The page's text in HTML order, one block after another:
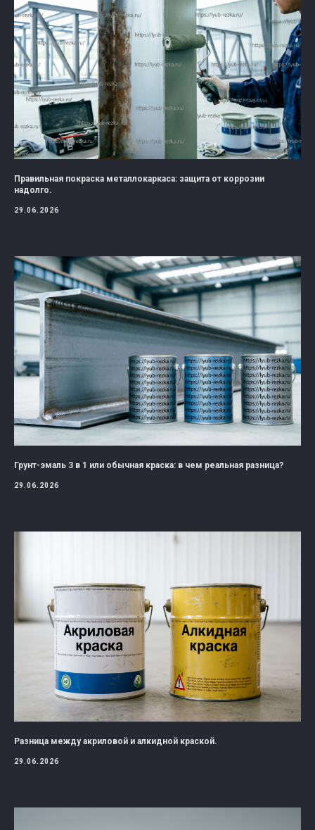
Правильная покраска металлокаркаса: защита от коррозии
надолго.
29.06.2026
Грунт-эмаль 3 в 1 или обычная краска: в чем реальная разница?
29.06.2026
Разница между акриловой и алкидной краской.
29.06.2026